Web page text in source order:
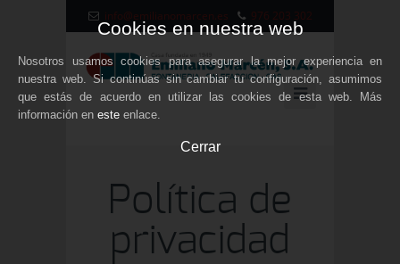
Cookies en nuestra web
Nosotros usamos cookies para asegurar la mejor experiencia en
nuestra web. Si continúas sin cambiar tu configuración, asumimos
que estás de acuerdo en utilizar las cookies de esta web. Más
información en este enlace.
Cerrar
info@emilianomarcen.es 976 203 302
Política de
privacidad